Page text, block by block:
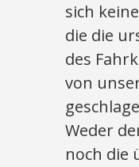
sich
die die
des
von
Weder
noch die